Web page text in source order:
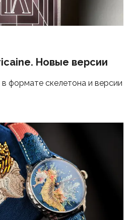
Новые версии
формате скелетона и версии